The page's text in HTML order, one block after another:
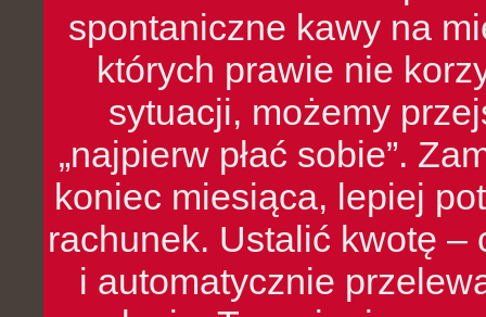
spontaniczne kawy na
których prawie nie
sytuacji, możemy
„najpierw płać sobie”.
koniec miesiąca, lepiej
rachunek. Ustalić kwotę
i automatycznie